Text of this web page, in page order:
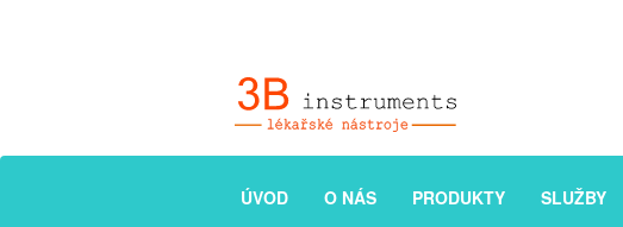
ÚVOD O NÁS PRODUKTY SLUŽBY